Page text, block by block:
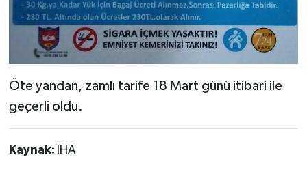
Öte yandan, zamlı tarife 18 Mart günü itibari ile
geçerli oldu.
Kaynak: İHA